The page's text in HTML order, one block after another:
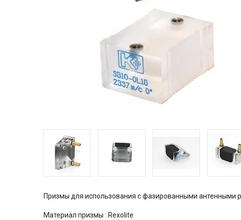
Призмы для использования с фазированными антенными
Материал призмы : Rexolite